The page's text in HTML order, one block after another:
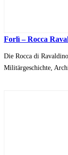
Forlì – Rocca
Die Rocca di
Militärgeschichte,